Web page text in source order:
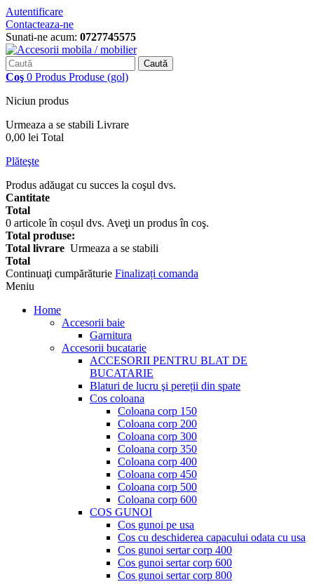
Autentificare
Contacteaza-ne
Sunati-ne acum: 0727745575
Caută
Coş 0 Produs Produse (gol)
Niciun produs
Urmeaza a se stabili Livrare
0,00 lei Total
Plăteşte
Produs adăugat cu succes la coşul dvs.
Cantitate
Total
0 articole în coșul dvs. Aveţi un produs în coş.
Total produse:
Total livrare Urmeaza a se stabili
Total
Continuaţi cumpărăturie Finalizați comanda
Meniu
Home
Accesorii baie
Garnitura
Accesorii bucatarie
ACCESORII PENTRU BLAT DE
BUCATARIE
Blaturi de lucru şi pereții din spate
Cos coloana
Coloana corp 150
Coloana corp 200
Coloana corp 300
Coloana corp 350
Coloana corp 400
Coloana corp 450
Coloana corp 500
Coloana corp 600
COS GUNOI
Cos gunoi pe usa
Cos cu deschiderea capacului odata cu usa
Cos gunoi sertar corp 400
Cos gunoi sertar corp 600
Cos gunoi sertar corp 800